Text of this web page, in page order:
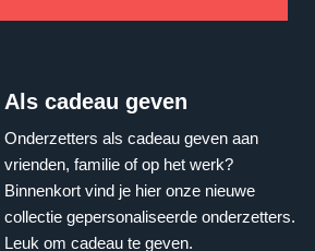
Als cadeau geven
Onderzetters als cadeau geven aan
vrienden, familie of op het werk?
Binnenkort vind je hier onze nieuwe
collectie gepersonaliseerde onderzetters.
Leuk om cadeau te geven.